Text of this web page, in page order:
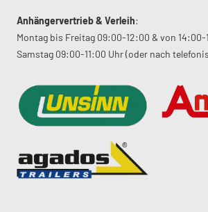
Anhängervertrieb & Verleih:
Montag bis Freitag 09:00-12:00 & von 14:00-
Samstag 09:00-11:00 Uhr (oder nach